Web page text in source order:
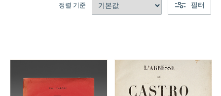
정렬 기준 필터